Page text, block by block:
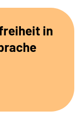
in